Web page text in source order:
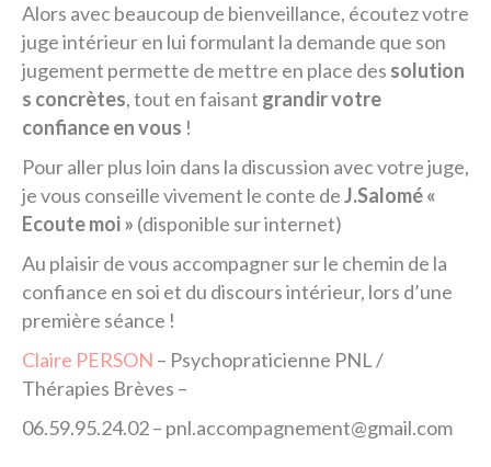
Alors avec beaucoup de bienveillance, écoutez votre
juge intérieur en lui formulant la demande que son
jugement permette de mettre en place des solution
s concrètes, tout en faisant grandir votre
confiance en vous !
Pour aller plus loin dans la discussion avec votre juge,
je vous conseille vivement le conte deJ.Salomé «
Ecoute moi » (disponible sur internet)
Au plaisir de vous accompagner sur le chemin de la
confiance en soi et du discours intérieur, lors d’une
première séance !
Claire PERSON – Psychopraticienne PNL /
Thérapies Brèves –
06.59.95.24.02 – pnl.accompagnement@gmail.com